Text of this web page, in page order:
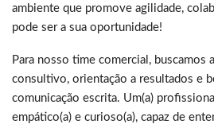
ambiente que promove agilidade,
pode ser a sua oportunidade!
Para nosso time comercial, buscamos
consultivo, orientação a resultados e
comunicação escrita. Um(a)
empático(a) e curioso(a), capaz de